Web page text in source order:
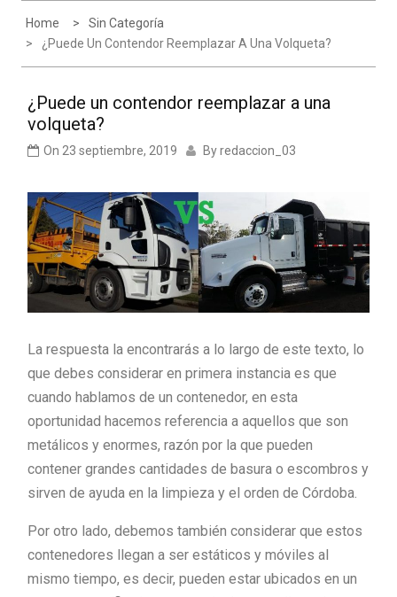
Home
Sin Categoría
¿Puede Un Contendor Reemplazar A Una Volqueta?
¿Puede un contendor reemplazar a una
volqueta?
On 23 septiembre, 2019 Byredaccion_03
La respuesta la encontrarás a lo largo de este texto, lo
que debes considerar en primera instancia es que
cuando hablamos de un contenedor, en esta
oportunidad hacemos referencia a aquellos que son
metálicos y enormes, razón por la que pueden
contener grandes cantidades de basura o escombros y
sirven de ayuda en la limpieza y el orden de Córdoba.
Por otro lado, debemos también considerar que estos
contenedores llegan a ser estáticos y móviles al
mismo tiempo, es decir, pueden estar ubicados en un